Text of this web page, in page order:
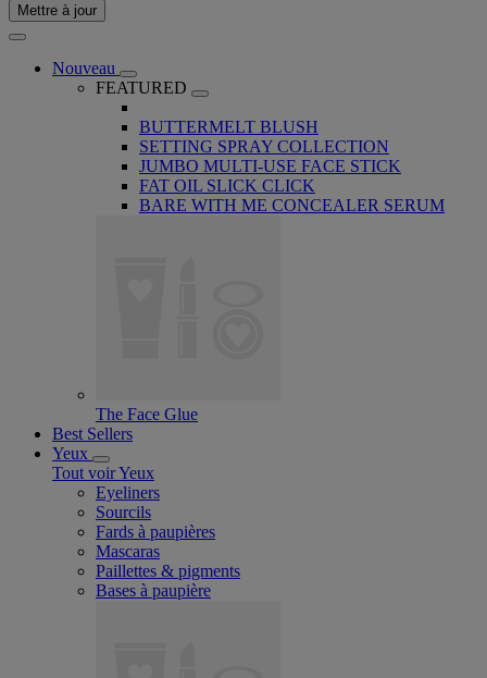
Mettre à jour
Nouveau
FEATURED
BUTTERMELT BLUSH
SETTING SPRAY COLLECTION
JUMBO MULTI-USE FACE STICK
FAT OIL SLICK CLICK
BARE WITH ME CONCEALER SERUM
The Face Glue
Best Sellers
Yeux
Tout voir Yeux
Eyeliners
Sourcils
Fards à paupières
Mascaras
Paillettes & pigments
Bases à paupière